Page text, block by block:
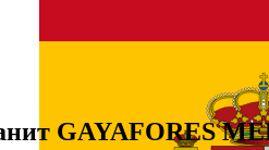
GAYAFORES